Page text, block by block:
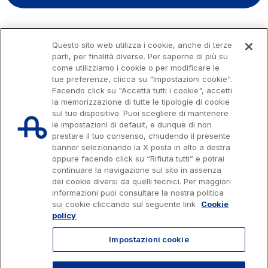
Capitale sociale € 622.027.000,00 interamente versato
Codice fiscale e n. di iscrizione al Registro delle Imprese di Roma
C.C.I.A.A. Roma n. 1037417 - P.IVA: 07516911000 - Sede Legale: via A.
Progetto e realizzazione Autostrade per l'Italia © 2026 Autostrade per
803.111 info@autostrade.it
Questo sito web utilizza i cookie, anche di terze
parti, per finalità diverse. Per saperne di più su
come utilizziamo i cookie o per modificare le
tue preferenze, clicca su "Impostazioni cookie".
Facendo click su "Accetta tutti i cookie", accetti
la memorizzazione di tutte le tipologie di cookie
sul tuo dispositivo. Puoi scegliere di mantenere
le impostazioni di default, e dunque di non
prestare il tuo consenso, chiudendo il presente
banner selezionando la X posta in alto a destra
oppure facendo click su “Rifiuta tutti” e potrai
continuare la navigazione sul sito in assenza
dei cookie diversi da quelli tecnici. Per maggiori
informazioni puoi consultare la nostra politica
sui cookie cliccando sul seguente link
Cookie
policy
Impostazioni cookie